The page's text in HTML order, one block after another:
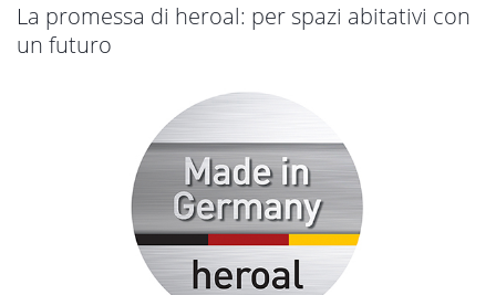
La promessa di heroal: per spazi abitativi con
un futuro